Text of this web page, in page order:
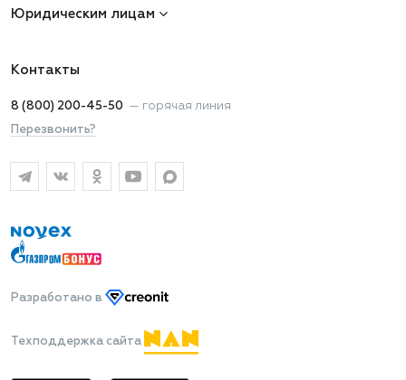
Юридическим лицам
Контакты
8 (800) 200-45-50 — горячая линия
Перезвонить?
Разработано в
Техподдержка сайта